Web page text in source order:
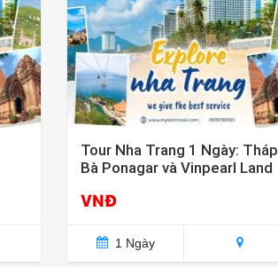
Tour Nha Trang 1 Ngày: Tháp
Bà Ponagar và Vinpearl Land
VNĐ
1 Ngày